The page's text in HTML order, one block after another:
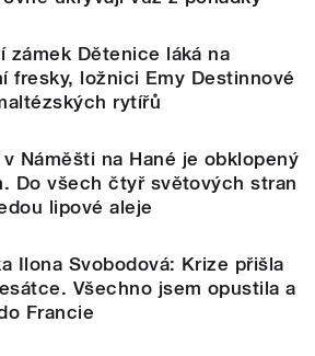
zámek Dětenice láká na
fresky, ložnici Emy Destinnové
rytířů
Náměšti na Hané je obklopený
Do všech čtyř světových stran
lipové aleje
Ilona Svobodová: Krize přišla
Všechno jsem opustila a
Francie